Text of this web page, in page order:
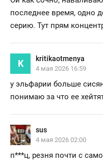
последнее время, одно
серию. Тут прям
K kritikaotmenya
4 мая 2026 16:59
у эльфарии больше
понимаю за что ее
sus
4 мая 2026 02:00
п***ц, резня почти с